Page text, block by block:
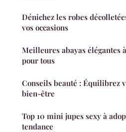
Dénichez les robes
vos occasions
Meilleures abayas élégantes
pour tous
Conseils beauté : Équilibrez
bien-être
Top 10 mini jupes sexy à
tendance